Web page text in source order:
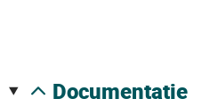
documentatie